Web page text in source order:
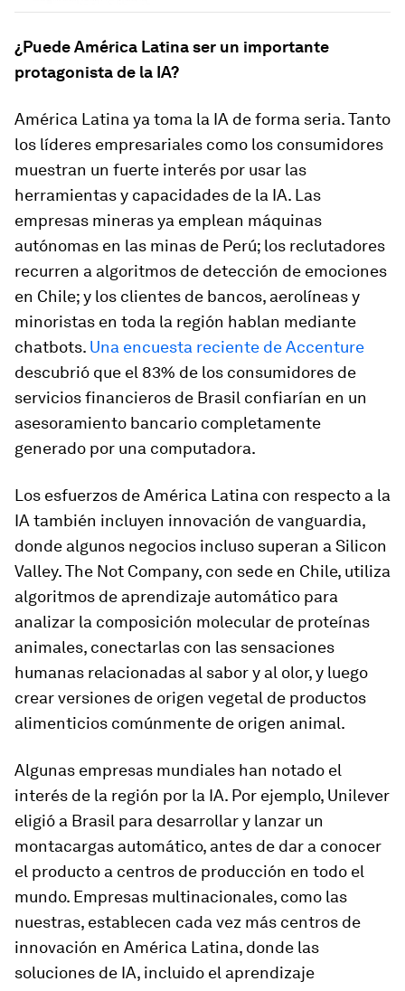
¿Puede América Latina ser un importante
protagonista de la IA?
América Latina ya toma la IA de forma seria. Tanto
los líderes empresariales como los consumidores
muestran un fuerte interés por usar las
herramientas y capacidades de la IA. Las
empresas mineras ya emplean máquinas
autónomas en las minas de Perú; los reclutadores
recurren a algoritmos de detección de emociones
en Chile; y los clientes de bancos, aerolíneas y
minoristas en toda la región hablan mediante
chatbots. Una encuesta reciente de Accenture
descubrió que el 83% de los consumidores de
servicios financieros de Brasil confiarían en un
asesoramiento bancario completamente
generado por una computadora.
Los esfuerzos de América Latina con respecto a la
IA también incluyen innovación de vanguardia,
donde algunos negocios incluso superan a Silicon
Valley. The Not Company, con sede en Chile, utiliza
algoritmos de aprendizaje automático para
analizar la composición molecular de proteínas
animales, conectarlas con las sensaciones
humanas relacionadas al sabor y al olor, y luego
crear versiones de origen vegetal de productos
alimenticios comúnmente de origen animal.
Algunas empresas mundiales han notado el
interés de la región por la IA. Por ejemplo, Unilever
eligió a Brasil para desarrollar y lanzar un
montacargas automático, antes de dar a conocer
el producto a centros de producción en todo el
mundo. Empresas multinacionales, como las
nuestras, establecen cada vez más centros de
innovación en América Latina, donde las
soluciones de IA, incluido el aprendizaje